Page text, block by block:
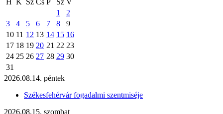
H K Sz Cs P Sz V
1
2
3
4 5 6 7 8
9
10 11 12 13 14 15 16
17 18 19 20 21 22 23
24 25 26 27 28 29 30
31
2026.08.14. péntek
Székesfehérvár fogadalmi szentmiséje
2026.08.15. szombat